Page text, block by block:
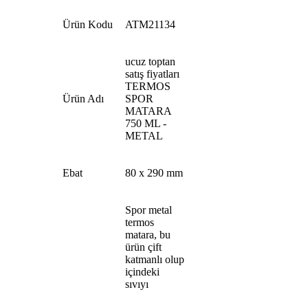
Ürün Kodu ATM21134
Ürün Adı
ucuz toptan
satış fiyatları
TERMOS
SPOR
MATARA
750 ML -
METAL
Ebat 80 x 290 mm
Spor metal
termos
matara, bu
ürün çift
katmanlı olup
içindeki
sıvıyı